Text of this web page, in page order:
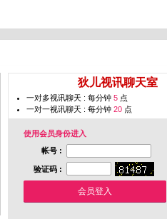
狄儿视讯聊天室
一对多视讯聊天 : 每分钟 5 点
一对一视讯聊天 : 每分钟 20 点
使用会员身份进入
帐号 :
验证码 :